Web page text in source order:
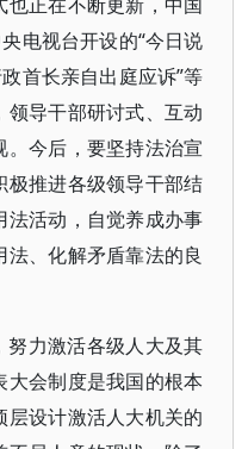
电视台开设的“今日说
首长亲自出庭应诉”等
导干部研讨式、互动
今后，要坚持法治宣
推进各级领导干部结
活动，自觉养成办事
、化解矛盾靠法的良
力激活各级人大及其
会制度是我国的根本
设计激活人大机关的